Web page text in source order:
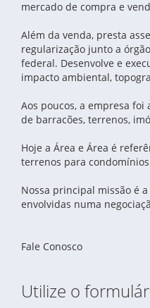
376 E RUA
ÁREA À VENDA DE
LADO DA
TERRENO À VENDA
mercado de compra e
Além da venda, presta
regularização junto a
federal. Desenvolve e
impacto ambiental,
Aos poucos, a empresa
de barracões, terrenos,
Hoje a Área e Área é
terrenos para
Nossa principal missão é
envolvidas numa
Fale Conosco
Utilize o